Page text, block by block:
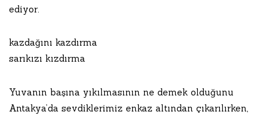
ediyor.
kazdağını kazdırma
sarıkızı kızdırma
Yuvanın başına yıkılmasının ne demek olduğunu
Antakya’da sevdiklerimiz enkaz altından çıkarılırken,